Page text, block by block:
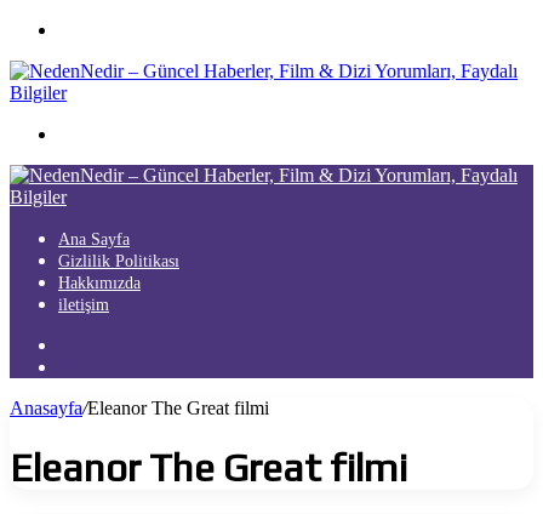
...
Ana Sayfa
Gizlilik Politikası
Hakkımızda
iletişim
...
Anasayfa/Eleanor The Great filmi
Eleanor The Great filmi